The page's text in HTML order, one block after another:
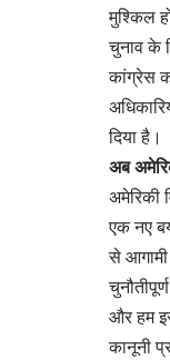
मुश्किल
चुनाव के
कांग्रेस
दिया है।
अब
अमेरिकी
एक नए
से
और हम
कानूनी